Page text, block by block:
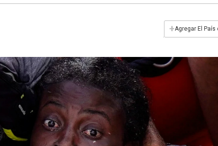
+Agregar El País